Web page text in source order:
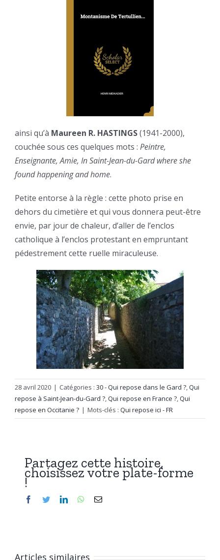
ainsi qu’à Maureen R. HASTINGS(1941-2000),
couchée sous ces quelques mots : Peintre,
Enseignante, Amie, In Saint-Jean-du-Gard where she
found happening and home.
Petite entorse à la règle : cette photo prise en
dehors du cimetière et qui vous donnera peut-être
envie, par jour de chaleur, d’aller de l’enclos
catholique à l’enclos protestant en empruntant
pédestrement cette ruelle miraculeuse.
28 avril 2020 | Catégories : 30 - Qui repose dans le Gard ?,Qui
repose à Saint-Jean-du-Gard ?,Qui repose en France ?,Qui
repose en Occitanie ? | Mots-clés : Qui repose ici - FR
Partagez cette histoire,
choisissez votre plate-forme
!
Facebook
TwitterLinkedInWhatsApp
Email
Articles similaires